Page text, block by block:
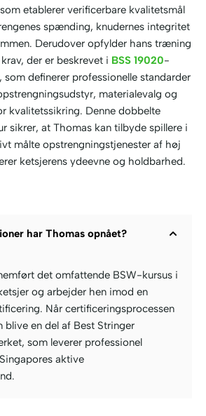
etablerer verificerbare kvalitetsmål
spænding, knudernes integritet
Derudover opfylder hans træning
der er beskrevet i BSS 19020-
som definerer professionelle standarder
materialevalg og
kvalitetssikring. Denne dobbelte
sikrer, at Thomas kan tilbyde spillere i
målte opstrengningstjenester af høj
ketsjerens ydeevne og holdbarhed.
har Thomas opnået?
det omfattende BSW-kursus i
og arbejder hen imod en
Når certificeringsprocessen
blive en del af Best Stringer
som leverer professionel
aktive